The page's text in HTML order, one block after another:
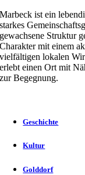
Marbeck ist ein
starkes
gewachsene Struktur
Charakter mit einem
vielfältigen lokalen
erlebt einen Ort mit
zur Begegnung.
Geschichte
Kultur
Golddorf